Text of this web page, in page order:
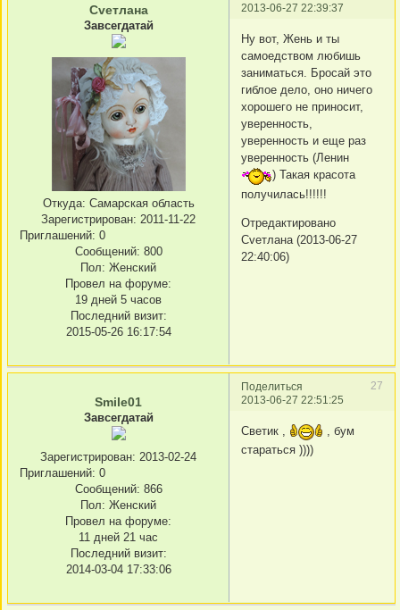
2013-06-27 22:39:37
Сvетлана
Завсегдатай
Откуда: Самарская область
Зарегистрирован: 2011-11-22
Приглашений: 0
Сообщений: 800
Пол: Женский
Провел на форуме:
19 дней 5 часов
Последний визит:
2015-05-26 16:17:54
Ну вот, Жень и ты
самоедством любишь
заниматься. Бросай это
гиблое дело, оно ничего
хорошего не приносит,
уверенность,
уверенность и еще раз
уверенность (Ленин
) Такая красота
получилась!!!!!!
Отредактировано
Сvетлана (2013-06-27
22:40:06)
Поделиться
27
2013-06-27 22:51:25
Smile01
Завсегдатай
Зарегистрирован: 2013-02-24
Приглашений: 0
Сообщений: 866
Пол: Женский
Провел на форуме:
11 дней 21 час
Последний визит:
2014-03-04 17:33:06
Светик ,
, бум
стараться ))))